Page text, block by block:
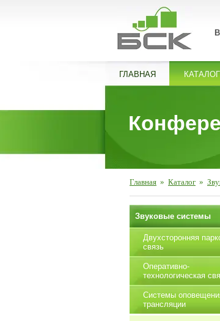
ГЛАВНАЯ КАТАЛОГ
Главная » Каталог »
Звуковые системы
Двухсторонняя
связь
Оперативно-
технологическая
Системы
трансляции